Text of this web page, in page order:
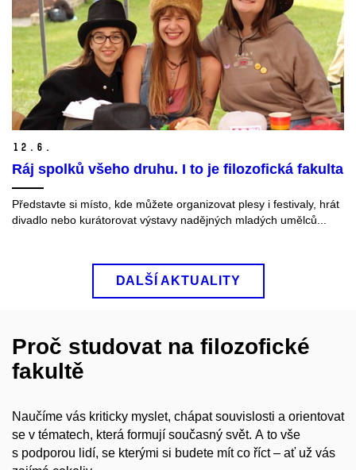
12. 6.
Ráj spolků všeho druhu. I to je filozofická fakulta
Představte si místo, kde můžete organizovat plesy i festivaly, hrát
divadlo nebo kurátorovat výstavy nadějných mladých umělců...
DALŠÍ AKTUALITY
Proč studovat na filozofické
fakultě
Naučíme vás kriticky myslet, chápat souvislosti a orientovat
se v tématech, která formují současný svět. A to vše
s podporou lidí, se kterými si budete mít co říct – ať už vás